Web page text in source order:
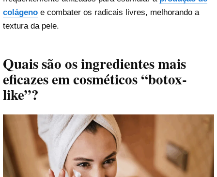
colágeno e combater os radicais livres, melhorando a
textura da pele.
Quais são os ingredientes mais
eficazes em cosméticos “botox-
like”?